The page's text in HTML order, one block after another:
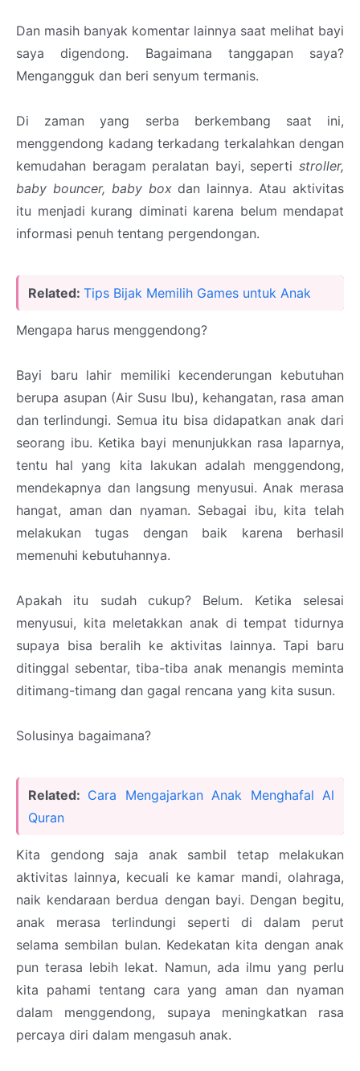
Dan masih banyak komentar lainnya saat melihat bayi
saya digendong. Bagaimana tanggapan saya?
Mengangguk dan beri senyum termanis.
Di zaman yang serba berkembang saat ini,
menggendong kadang terkadang terkalahkan dengan
kemudahan beragam peralatan bayi, seperti stroller,
baby bouncer, baby boxdan lainnya. Atau aktivitas
itu menjadi kurang diminati karena belum mendapat
informasi penuh tentang pergendongan.
Related: Tips Bijak Memilih Games untuk Anak
Mengapa harus menggendong?
Bayi baru lahir memiliki kecenderungan kebutuhan
berupa asupan (Air Susu Ibu), kehangatan, rasa aman
dan terlindungi. Semua itu bisa didapatkan anak dari
seorang ibu. Ketika bayi menunjukkan rasa laparnya,
tentu hal yang kita lakukan adalah menggendong,
mendekapnya dan langsung menyusui. Anak merasa
hangat, aman dan nyaman. Sebagai ibu, kita telah
melakukan tugas dengan baik karena berhasil
memenuhi kebutuhannya.
Apakah itu sudah cukup? Belum. Ketika selesai
menyusui, kita meletakkan anak di tempat tidurnya
supaya bisa beralih ke aktivitas lainnya. Tapi baru
ditinggal sebentar, tiba-tiba anak menangis meminta
ditimang-timang dan gagal rencana yang kita susun.
Solusinya bagaimana?
Related: Cara Mengajarkan Anak Menghafal Al
Quran
Kita gendong saja anak sambil tetap melakukan
aktivitas lainnya, kecuali ke kamar mandi, olahraga,
naik kendaraan berdua dengan bayi. Dengan begitu,
anak merasa terlindungi seperti di dalam perut
selama sembilan bulan. Kedekatan kita dengan anak
pun terasa lebih lekat. Namun, ada ilmu yang perlu
kita pahami tentang cara yang aman dan nyaman
dalam menggendong, supaya meningkatkan rasa
percaya diri dalam mengasuh anak.